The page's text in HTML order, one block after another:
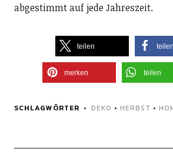
abgestimmt auf jede Jahreszeit.
teilen teilen
merken teilen
SCHLAGWÖRTER DEKO • HERBST •